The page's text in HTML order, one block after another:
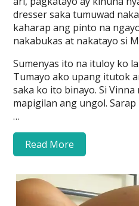
dresser saka tumuwad
kaharap ang pinto na
nakabukas at nakatayo si
Sumenyas ito na ituloy ko
Tumayo ako upang itutok
saka ko ito binayo. Si
mapigilan ang ungol. Sarap
…
Read More